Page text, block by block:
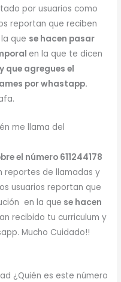
por usuarios como
reportan que reciben
que se hacen pasar
en la que te dicen
que agregues el
por whastapp.
me llama del
el número 611244178
reportes de llamadas y
usuarios reportan que
en la que se hacen
recibido tu curriculum y
Mucho Cuidado!!
¿Quién es este número